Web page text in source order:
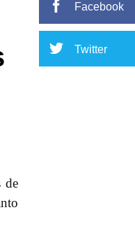
de
Facebook
Twitter